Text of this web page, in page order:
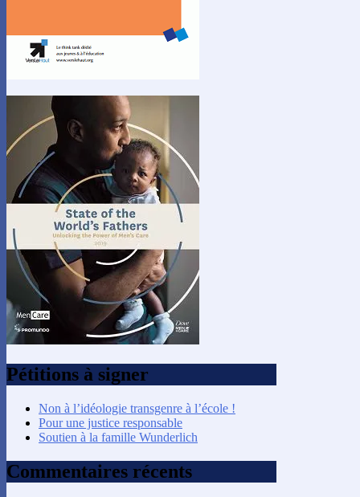
Pétitions à signer
Non à l’idéologie transgenre à l’école !
Pour une justice responsable
Soutien à la famille Wunderlich
Commentaires récents